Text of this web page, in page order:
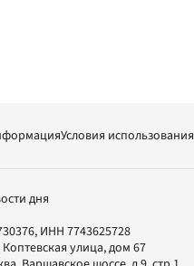
Условия использования
дня
ИНН 7743625728
улица, дом 67